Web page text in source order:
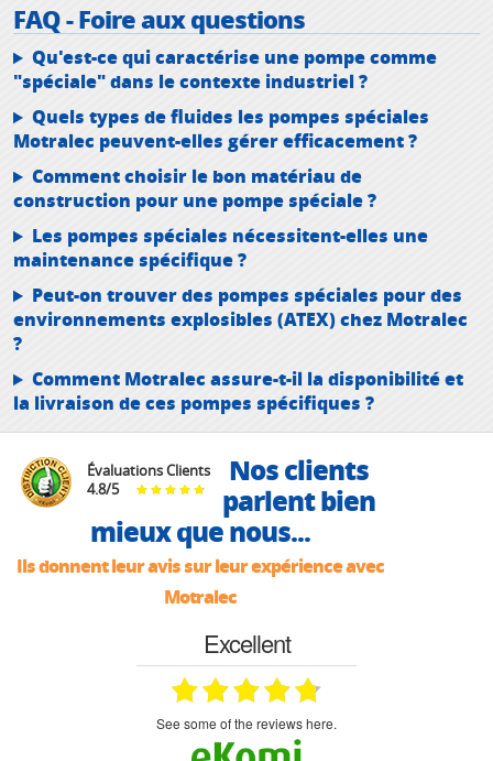
FAQ - Foire aux questions
Qu'est-ce qui caractérise une pompe comme
"spéciale" dans le contexte industriel ?
Quels types de fluides les pompes spéciales
Motralec peuvent-elles gérer efficacement ?
Comment choisir le bon matériau de
construction pour une pompe spéciale ?
Les pompes spéciales nécessitent-elles une
maintenance spécifique ?
Peut-on trouver des pompes spéciales pour des
environnements explosibles (ATEX) chez Motralec
?
Comment Motralec assure-t-il la disponibilité et
la livraison de ces pompes spécifiques ?
Évaluations Clients
4.8/5
Nos clients
parlent bien
mieux que nous...
Ils donnent leur avis sur leur expérience avec
Motralec
Excellent
see some of the reviews here.